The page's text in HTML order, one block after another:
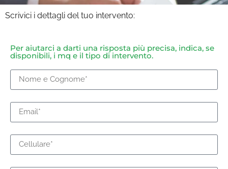
Scrivici i dettagli del tuo intervento:
Per aiutarci a darti una risposta più precisa, indica, se
disponibili, i mq e il tipo di intervento.